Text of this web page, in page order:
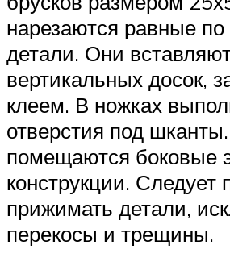
нарезаются равные
детали. Они
вертикальных досок,
клеем. В ножках
отверстия под
помещаются боковые
конструкции. Следует
прижимать детали,
перекосы и трещины.